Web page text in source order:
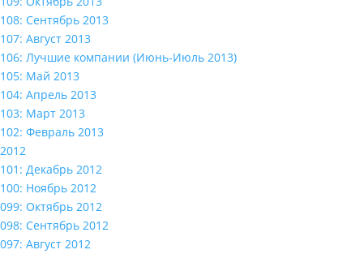
108: Сентябрь 2013
107: Август 2013
106: Лучшие компании (Июнь-Июль 2013)
105: Май 2013
104: Апрель 2013
103: Март 2013
102: Февраль 2013
2012
101: Декабрь 2012
100: Ноябрь 2012
099: Октябрь 2012
098: Сентябрь 2012
097: Август 2012